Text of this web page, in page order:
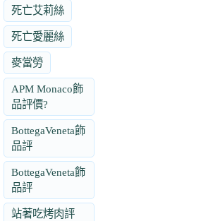
死亡艾莉絲
死亡愛麗絲
麥當勞
APM Monaco飾
品評價?
BottegaVeneta飾
品評
BottegaVeneta飾
品評
站著吃烤肉評